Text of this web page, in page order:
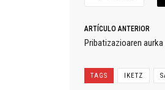
ARTÍCULO ANTERIOR
Pribatizazioaren
TAGS IKETZ